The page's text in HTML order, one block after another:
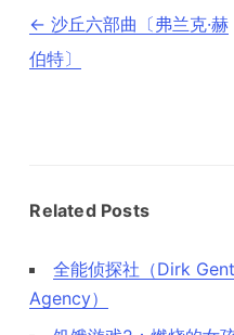
文
章
导
← 沙丘六部曲〔弗兰克·赫
伯特〕
Related Posts
全能侦探社（Dirk
Agency）